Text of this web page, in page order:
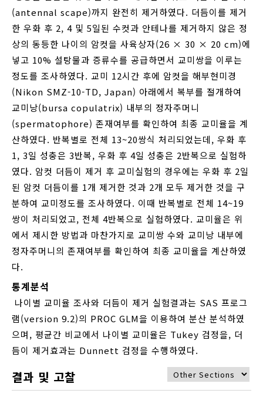
(antennal scape)까지 완전히 제거하였다. 더듬이를 제거
한 우화 후 2, 4 및 5일된 수컷과 안테나를 제거하지 않은 정
상의 동등한 나이의 암컷을 사육상자(26 × 30 × 20 cm)에
넣고 10% 설탕물과 증류수를 공급하면서 교미쌍을 이루는
정도를 조사하였다. 교미 12시간 후에 암컷을 해부현미경
(Nikon SMZ-10-TD, Japan) 아래에서 복부를 절개하여
교미낭(bursa copulatrix) 내부의 정자주머니
(spermatophore) 존재여부를 확인하여 최종 교미율을 계
산하였다. 반복별로 전체 13~20쌍식 처리되었는데, 우화 후
1, 3일 성충은 3반복, 우화 후 4일 성충은 2반복으로 실험하
였다. 암컷 더듬이 제거 후 교미실험의 경우에는 우화 후 2일
된 암컷 더듬이를 1개 제거한 것과 2개 모두 제거한 것을 구
분하여 교미정도를 조사하였다. 이때 반복별로 전체 14~19
쌍이 처리되었고, 전체 4반복으로 실험하였다. 교미율은 위
에서 제시한 방법과 마찬가지로 교미쌍 수와 교미낭 내부에
정자주머니의 존재여부를 확인하여 최종 교미율을 계산하였
다.
통계분석
나이별 교미율 조사와 더듬이 제거 실험결과는 SAS 프로그
램(version 9.2)의 PROC GLM을 이용하여 분산 분석하였
으며, 평균간 비교에서 나이별 교미율은 Tukey 검정을, 더
듬이 제거효과는 Dunnett 검정을 수행하였다.
결과 및 고찰